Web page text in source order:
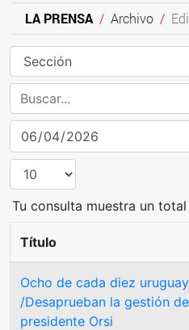
LA PRENSA Archivo
Tu consulta muestra un
Título
Ocho de cada diez
/Desaprueban la gestión
presidente Orsi